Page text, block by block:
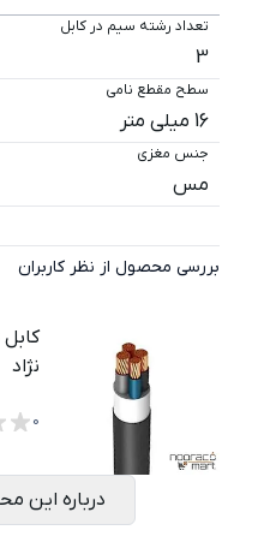
تعداد رشته سیم در کابل
3
سطح مقطع نامی
16 میلی متر
جنس مغزی
مس
بررسی محصول از نظر کاربران
نژاد
0
درباره این